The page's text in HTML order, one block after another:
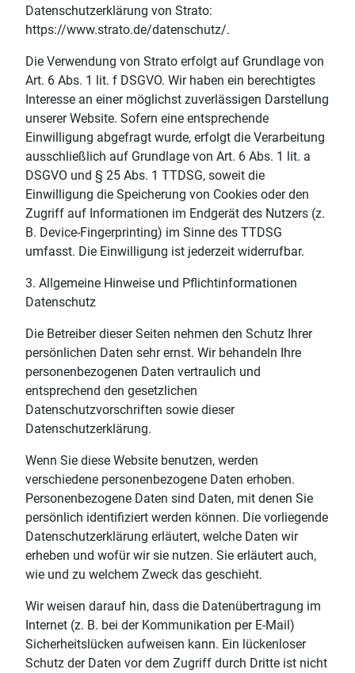
Datenschutzerklärung von Strato:
https://www.strato.de/datenschutz/.
Die Verwendung von Strato erfolgt auf Grundlage von
Art. 6 Abs. 1 lit. f DSGVO. Wir haben ein berechtigtes
Interesse an einer möglichst zuverlässigen Darstellung
unserer Website. Sofern eine entsprechende
Einwilligung abgefragt wurde, erfolgt die Verarbeitung
ausschließlich auf Grundlage von Art. 6 Abs. 1 lit. a
DSGVO und § 25 Abs. 1 TTDSG, soweit die
Einwilligung die Speicherung von Cookies oder den
Zugriff auf Informationen im Endgerät des Nutzers (z.
B. Device-Fingerprinting) im Sinne des TTDSG
umfasst. Die Einwilligung ist jederzeit widerrufbar.
3. Allgemeine Hinweise und Pflichtinformationen
Datenschutz
Die Betreiber dieser Seiten nehmen den Schutz Ihrer
persönlichen Daten sehr ernst. Wir behandeln Ihre
personenbezogenen Daten vertraulich und
entsprechend den gesetzlichen
Datenschutzvorschriften sowie dieser
Datenschutzerklärung.
Wenn Sie diese Website benutzen, werden
verschiedene personenbezogene Daten erhoben.
Personenbezogene Daten sind Daten, mit denen Sie
persönlich identifiziert werden können. Die vorliegende
Datenschutzerklärung erläutert, welche Daten wir
erheben und wofür wir sie nutzen. Sie erläutert auch,
wie und zu welchem Zweck das geschieht.
Wir weisen darauf hin, dass die Datenübertragung im
Internet (z. B. bei der Kommunikation per E-Mail)
Sicherheitslücken aufweisen kann. Ein lückenloser
Schutz der Daten vor dem Zugriff durch Dritte ist nicht